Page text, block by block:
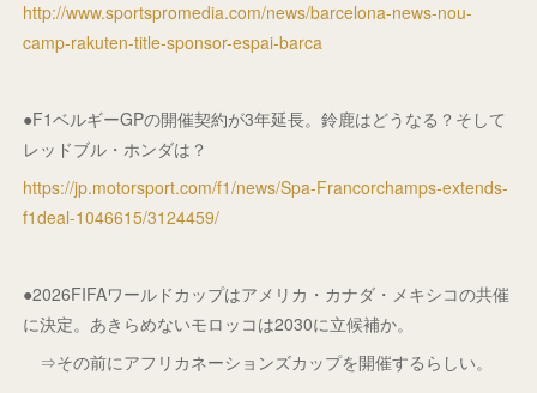
http://www.sportspromedia.com/news/barcelona-news-nou-
camp-rakuten-title-sponsor-espai-barca
●F1ベルギーGPの開催契約が3年延長。鈴鹿はどうなる？そして
レッドブル・ホンダは？
https://jp.motorsport.com/f1/news/Spa-Francorchamps-extends-
f1deal-1046615/3124459/
●2026FIFAワールドカップはアメリカ・カナダ・メキシコの共催
に決定。あきらめないモロッコは2030に立候補か。
⇒その前にアフリカネーションズカップを開催するらしい。